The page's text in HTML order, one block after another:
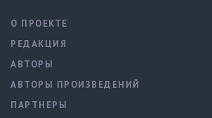
О ПРОЕКТЕ
РЕДАКЦИЯ
АВТОРЫ
АВТОРЫ ПРОИЗВЕДЕНИЙ
ПАРТНЕРЫ